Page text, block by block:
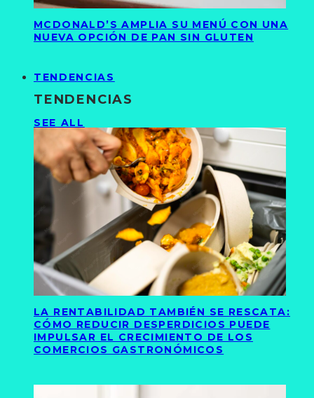
MCDONALD’S AMPLIA SU MENÚ CON UNA
NUEVA OPCIÓN DE PAN SIN GLUTEN
TENDENCIAS
TENDENCIAS
SEE ALL
LA RENTABILIDAD TAMBIÉN SE RESCATA:
CÓMO REDUCIR DESPERDICIOS PUEDE
IMPULSAR EL CRECIMIENTO DE LOS
COMERCIOS GASTRONÓMICOS